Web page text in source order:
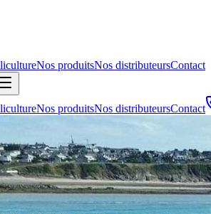
Nos produitsNos distributeursContact
Nos produitsNos distributeursContact